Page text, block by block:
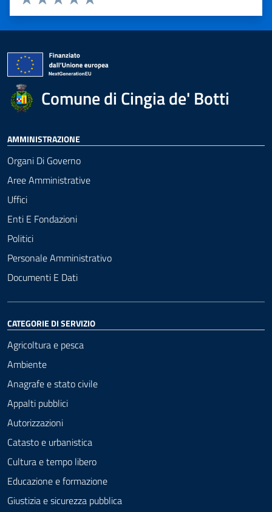
Valuta 5 stelle su 5
Valuta 4 stelle su 5
Valuta 3 stelle su 5
Valuta 2 stelle su 5
Valuta 1 stelle su 5
Comune di Cingia de' Botti
AMMINISTRAZIONE
Organi Di Governo
Aree Amministrative
Uffici
Enti E Fondazioni
Politici
Personale Amministrativo
Documenti E Dati
CATEGORIE DI SERVIZIO
Agricoltura e pesca
Ambiente
Anagrafe e stato civile
Appalti pubblici
Autorizzazioni
Catasto e urbanistica
Cultura e tempo libero
Educazione e formazione
Giustizia e sicurezza pubblica